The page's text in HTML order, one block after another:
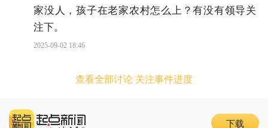
家没人，孩子在老家农村怎么上？有没有领导关
注下。
2025-09-02 18:46
查看全部讨论 关注事件进度
下载